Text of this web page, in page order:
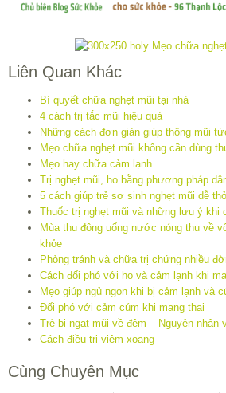
Liên Quan Khác
Bí quyết chữa nghẹt mũi tại nhà
4 cách trị tắc mũi hiệu quả
Những cách đơn giản giúp thông mũi
Mẹo chữa nghẹt mũi không cần dùng
Mẹo hay chữa cảm lạnh
Trị nghẹt mũi, ho bằng phương pháp
5 cách giúp trẻ sơ sinh nghẹt mũi dễ
Thuốc trị nghẹt mũi và những lưu ý khi
Mùa thu đông uống nước nóng thu về
khỏe
Phòng tránh và chữa trị chứng nhiều
Cách đối phó với ho và cảm lạnh khi
Mẹo giúp ngủ ngon khi bị cảm lạnh và
Đối phó với cảm cúm khi mang thai
Trẻ bị ngạt mũi về đêm – Nguyên nhân
Cách điều trị viêm xoang
Cùng Chuyên Mục